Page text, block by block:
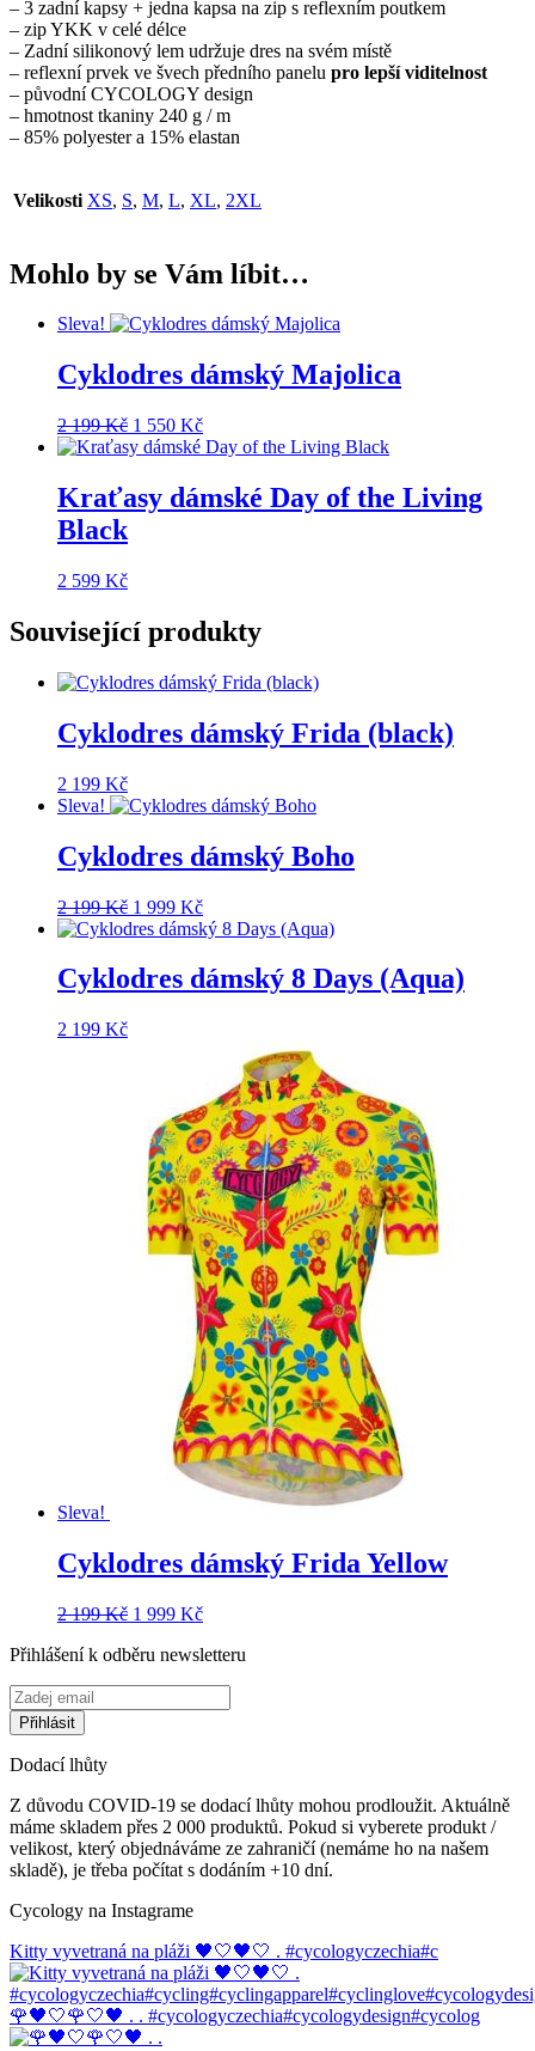
– 3 zadní kapsy + jedna kapsa na zip s reflexním poutkem
– zip YKK v celé délce
– Zadní silikonový lem udržuje dres na svém místě
– reflexní prvek ve švech předního panelu pro lepší viditelnost
– původní CYCOLOGY design
– hmotnost tkaniny 240 g / m
– 85% polyester a 15% elastan
Velikosti XS, S, M, L, XL, 2XL
Mohlo by se Vám líbit…
Sleva!
Cyklodres dámský Majolica
2 199Kč Původní
cena
199 Kč.
1 550 KčAktuální
cena
550 Kč.
Kraťasy dámské Day of the Living
Black
2 599 Kč
Související produkty
Cyklodres dámský Frida (black)
2 199 Kč
Sleva!
Cyklodres dámský Boho
2 199Kč Původní
cena
2
199 Kč.
1 999 KčAktuální
cena
1
999 Kč.
Cyklodres dámský 8 Days (Aqua)
2 199 Kč
Sleva!
Cyklodres dámský Frida Yellow
2 199Kč Původní
byla:
1 999 KčAktuální
je:
Přihlášení k odběru newsletteru
Dodací lhůty
Z důvodu COVID-19 se dodací lhůty mohou prodloužit. Aktuálně
máme skladem přes 2 000 produktů. Pokud si vyberete produkt /
velikost, který objednáváme ze zahraničí (nemáme ho na našem
skladě), je třeba počítat s dodáním +10 dní.
Cycology na Instagrame
Kitty vyvetraná na pláži 🖤🤍🖤🤍 . #cycologyczechia#c
🌹🖤🤍🌹🤍🖤 . . #cycologyczechia#cycologydesign#cycolog